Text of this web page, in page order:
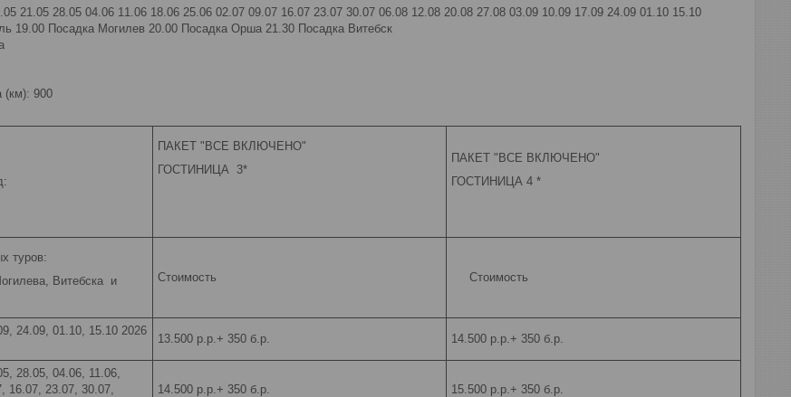
21.05 28.05 04.06 11.06 18.06 25.06 02.07 09.07 16.07 23.07 30.07 06.08 12.08 20.08 27.08 03.09 10.09 17.09 24.09 01.10 15.10
19.00 Посадка Могилев 20.00 Посадка Орша 21.30 Посадка Витебск
(км): 900
ПАКЕТ "ВСЕ ВКЛЮЧЕНО"
ГОСТИНИЦА 3*
ПАКЕТ "ВСЕ ВКЛЮЧЕНО"
ГОСТИНИЦА 4 *
туров:
Витебска и
Стоимость Стоимость
24.09, 01.10, 15.10 2026
13.500 р.р.+ 350 б.р. 14.500 р.р.+ 350 б.р.
28.05, 04.06, 11.06,
16.07, 23.07, 30.07,
14.500 р.р.+ 350 б.р. 15.500 р.р.+ 350 б.р.